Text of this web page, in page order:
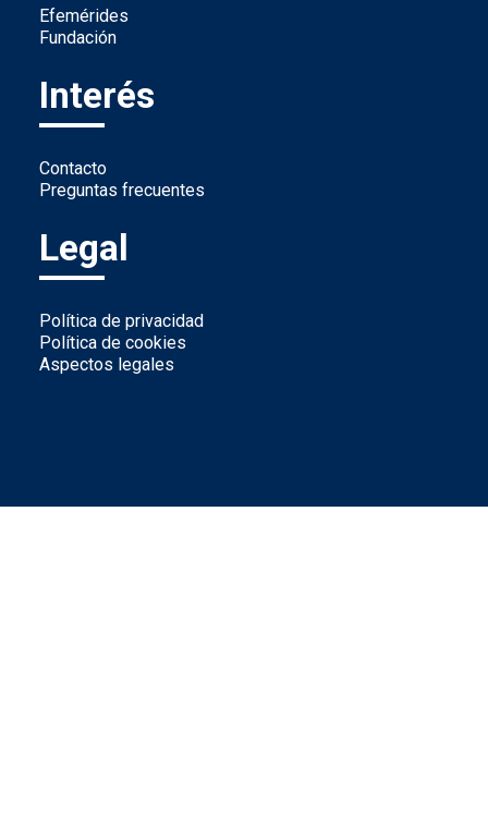
Efemérides
Fundación
Interés
Contacto
Preguntas frecuentes
Legal
Política de privacidad
Política de cookies
Aspectos legales